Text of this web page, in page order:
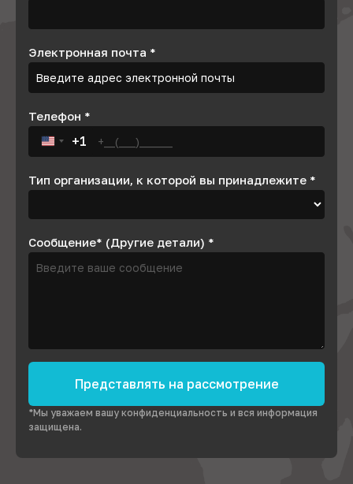
Электронная почта *
Телефон *
United States +1
+1
Тип организации, к которой вы принадлежите *
Сообщение* (Другие детали) *
Представлять на рассмотрение
*Мы уважаем вашу конфиденциальность и вся информация
защищена.